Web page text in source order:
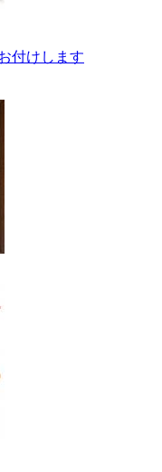
付けします